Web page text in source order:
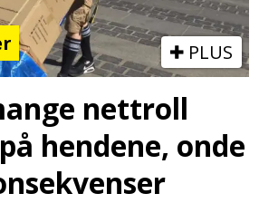
PLUS
nettroll
hendene, onde